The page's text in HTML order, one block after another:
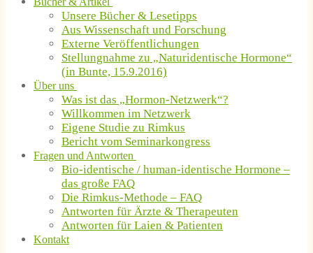
Unsere Bücher & Lesetipps
Aus Wissenschaft und Forschung
Externe Veröffentlichungen
Stellungnahme zu „Naturidentische Hormone“
(in Bunte, 15.9.2016)
Über uns
Was ist das „Hormon-Netzwerk“?
Willkommen im Netzwerk
Eigene Studie zu Rimkus
Bericht vom Seminarkongress
Fragen und Antworten
Bio-identische / human-identische Hormone –
das große FAQ
Die Rimkus-Methode – FAQ
Antworten für Ärzte & Therapeuten
Antworten für Laien & Patienten
Kontakt